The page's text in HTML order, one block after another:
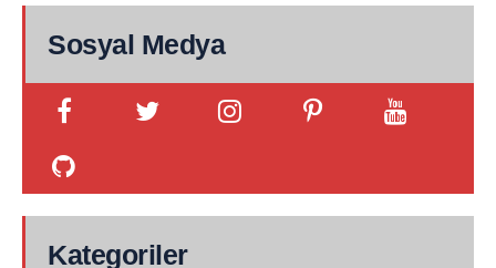
Sosyal Medya
Kategoriler